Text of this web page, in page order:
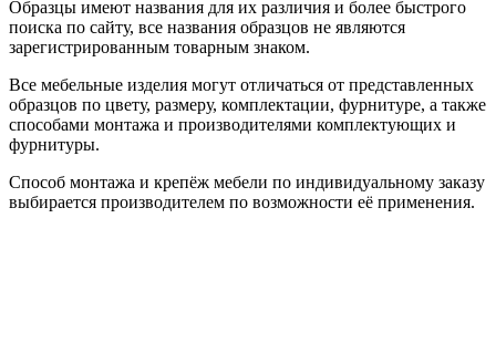
Образцы имеют названия для их различия и более быстрого
поиска по сайту, все названия образцов не являются
зарегистрированным товарным знаком.
Все мебельные изделия могут отличаться от представленных
образцов по цвету, размеру, комплектации, фурнитуре, а также
способами монтажа и производителями комплектующих и
фурнитуры.
Способ монтажа и крепёж мебели по индивидуальному заказу
выбирается производителем по возможности её применения.